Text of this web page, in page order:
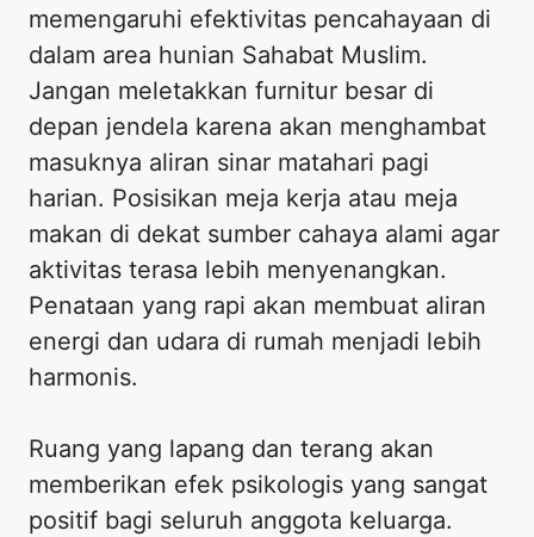
memengaruhi efektivitas pencahayaan di
dalam area hunian Sahabat Muslim.
Jangan meletakkan furnitur besar di
depan jendela karena akan menghambat
masuknya aliran sinar matahari pagi
harian. Posisikan meja kerja atau meja
makan di dekat sumber cahaya alami agar
aktivitas terasa lebih menyenangkan.
Penataan yang rapi akan membuat aliran
energi dan udara di rumah menjadi lebih
harmonis.
Ruang yang lapang dan terang akan
memberikan efek psikologis yang sangat
positif bagi seluruh anggota keluarga.